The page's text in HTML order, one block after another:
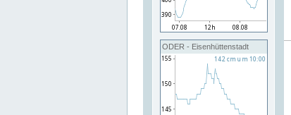
ODER - Eisenhüttenstadt